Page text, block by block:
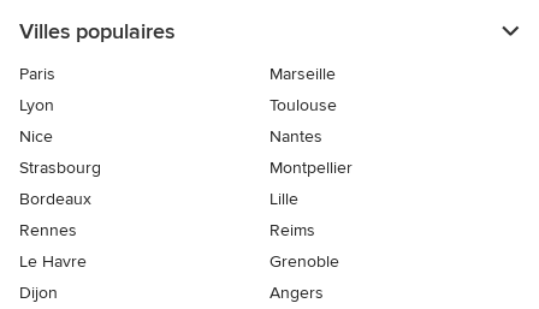
Villes populaires
Paris
Marseille
Lyon
Toulouse
Nice
Nantes
Strasbourg
Montpellier
Bordeaux
Lille
Rennes
Reims
Le Havre
Grenoble
Dijon
Angers